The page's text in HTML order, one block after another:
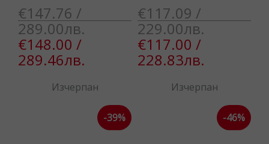
€147.76 /
289.00лв.
€148.00 /
289.46лв.
Изчерпан
€117.09 /
229.00лв.
€117.00 /
228.83лв.
Изчерпан
-39% -46%